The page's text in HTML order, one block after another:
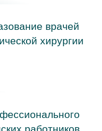
врачей
хирургии
работников